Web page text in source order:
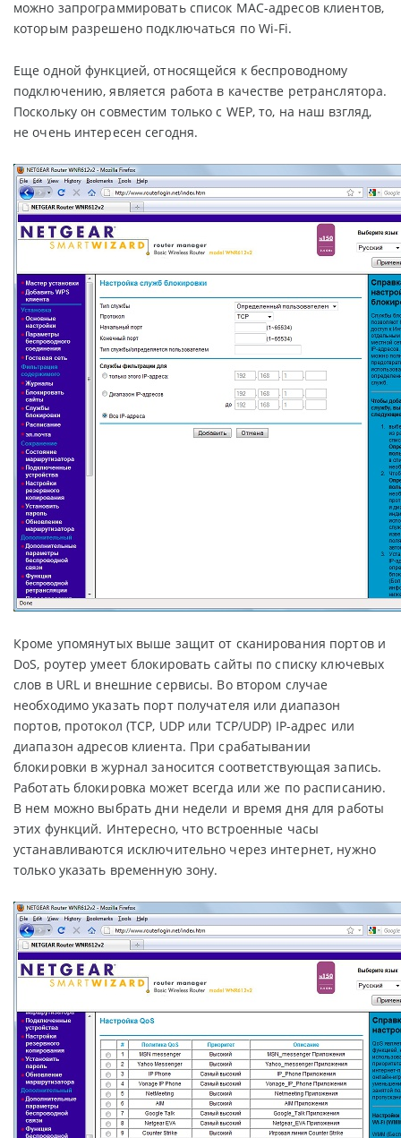
можно запрограммировать список MAC-адресов клиентов,
которым разрешено подключаться по Wi-Fi.
Еще одной функцией, относящейся к беспроводному
подключению, является работа в качестве ретранслятора.
Поскольку он совместим только с WEP, то, на наш взгляд,
не очень интересен сегодня.
Кроме упомянутых выше защит от сканирования портов и
DoS, роутер умеет блокировать сайты по списку ключевых
слов в URL и внешние сервисы. Во втором случае
необходимо указать порт получателя или диапазон
портов, протокол (TCP, UDP или TCP/UDP) IP-адрес или
диапазон адресов клиента. При срабатывании
блокировки в журнал заносится соответствующая запись.
Работать блокировка может всегда или же по расписанию.
В нем можно выбрать дни недели и время дня для работы
этих функций. Интересно, что встроенные часы
устанавливаются исключительно через интернет, нужно
только указать временную зону.